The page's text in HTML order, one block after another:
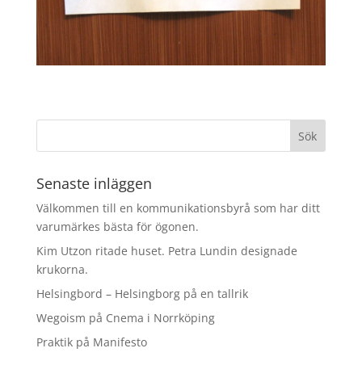
Senaste inläggen
Välkommen till en kommunikationsbyrå som har ditt
varumärkes bästa för ögonen.
Kim Utzon ritade huset. Petra Lundin designade
krukorna.
Helsingbord – Helsingborg på en tallrik
Wegoism på Cnema i Norrköping
Praktik på Manifesto